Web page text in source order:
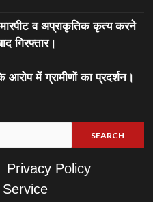
व अप्राकृतिक कृत्य करने
गिरफ्तार।
में ग्रामीणों का प्रदर्शन।
Privacy Policy